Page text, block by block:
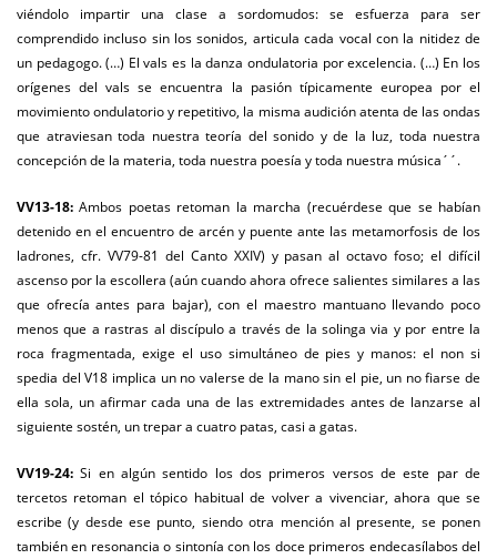
viéndolo impartir una clase a sordomudos: se esfuerza para ser
comprendido incluso sin los sonidos, articula cada vocal con la nitidez de
un pedagogo. (…) El vals es la danza ondulatoria por excelencia. (…) En los
orígenes del vals se encuentra la pasión típicamente europea por el
movimiento ondulatorio y repetitivo, la misma audición atenta de las ondas
que atraviesan toda nuestra teoría del sonido y de la luz, toda nuestra
concepción de la materia, toda nuestra poesía y toda nuestra música´´.
VV13-18: Ambos poetas retoman la marcha (recuérdese que se habían
detenido en el encuentro de arcén y puente ante las metamorfosis de los
ladrones, cfr. VV79-81 del Canto XXIV) y pasan al octavo foso; el difícil
ascenso por la escollera (aún cuando ahora ofrece salientes similares a las
que ofrecía antes para bajar), con el maestro mantuano llevando poco
menos que a rastras al discípulo a través de la solinga via y por entre la
roca fragmentada, exige el uso simultáneo de pies y manos: el non si
spedia del V18 implica un no valerse de la mano sin el pie, un no fiarse de
ella sola, un afirmar cada una de las extremidades antes de lanzarse al
siguiente sostén, un trepar a cuatro patas, casi a gatas.
VV19-24: Si en algún sentido los dos primeros versos de este par de
tercetos retoman el tópico habitual de volver a vivenciar, ahora que se
escribe (y desde ese punto, siendo otra mención al presente, se ponen
también en resonancia o sintonía con los doce primeros endecasílabos del